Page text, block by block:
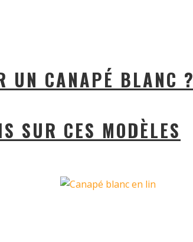
UN CANAPÉ BLANC ?
SUR CES MODÈLES